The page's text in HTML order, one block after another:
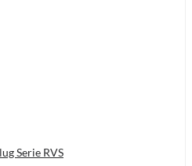
Serie RVS